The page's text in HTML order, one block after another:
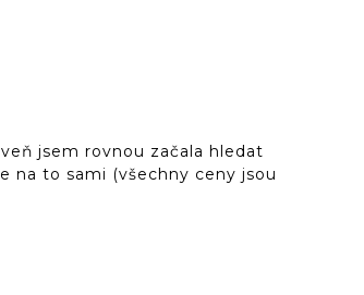
jsem rovnou začala hledat
na to sami (všechny ceny jsou